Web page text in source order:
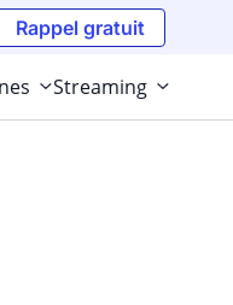
Rappel gratuit
Streaming